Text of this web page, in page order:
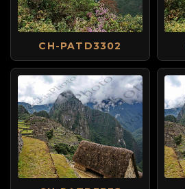
CH-PATD3302